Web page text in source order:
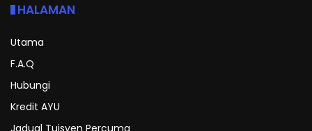
HALAMAN
Utama
F.A.Q
Hubungi
Kredit AYU
Jadual Tuisyen Percuma